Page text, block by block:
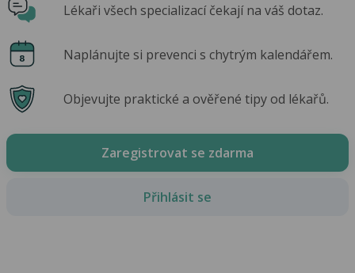
Lékaři všech specializací čekají na váš dotaz.
Naplánujte si prevenci s chytrým kalendářem.
Objevujte praktické a ověřené tipy od lékařů.
Zaregistrovat se zdarma
Přihlásit se